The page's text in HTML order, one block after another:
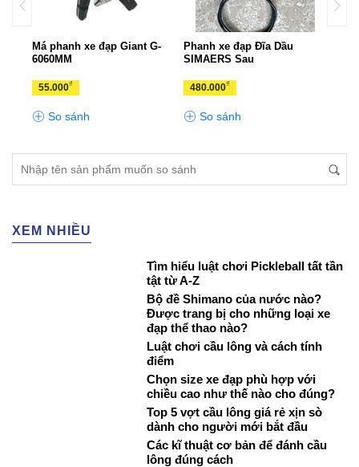
Má phanh xe đạp Giant G-
6060MM
55.000₫
So sánh
Phanh xe đạp Đĩa Dầu
SIMAERS Sau
480.000₫
So sánh
XEM NHIỀU
Tìm hiểu luật chơi Pickleball tất tần
tật từ A-Z
Bộ đề Shimano của nước nào?
Được trang bị cho những loại xe
đạp thể thao nào?
Luật chơi cầu lông và cách tính
điểm
Chọn size xe đạp phù hợp với
chiều cao như thế nào cho đúng?
Top 5 vợt cầu lông giá rẻ xịn sò
dành cho người mới bắt đầu
Các kĩ thuật cơ bản để đánh cầu
lông đúng cách